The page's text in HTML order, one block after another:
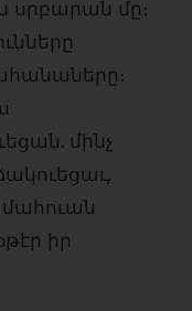
մը։
մինչ
իր